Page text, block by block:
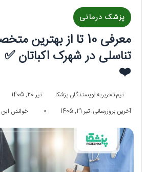
پزشک درمانی
معرفی 10 تا از
❤️
تیم تحریریه نویسندگان پزشکا
تیر 20, 1405
آخرین بروزرسانی: تیر 21, 1405
0 خواندن این